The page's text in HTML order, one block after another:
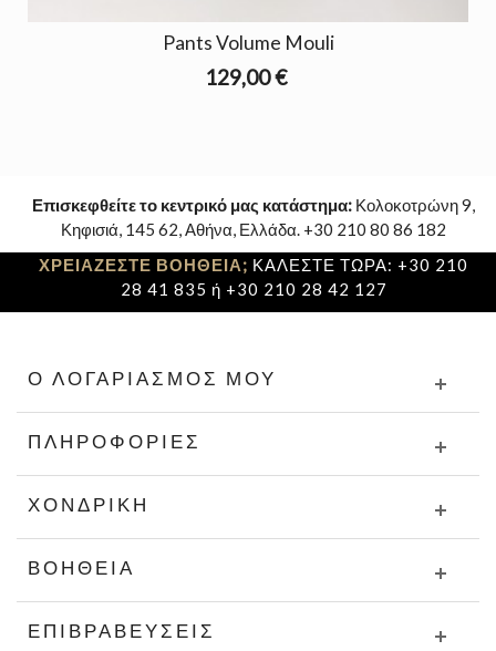
Pants Volume Mouli
129,00 €
Επισκεφθείτε το κεντρικό μας κατάστημα: Κολοκοτρώνη 9,
Κηφισιά, 145 62, Αθήνα, Ελλάδα. +30 210 80 86 182
ΧΡΕΙΑΖΕΣΤΕ ΒΟΗΘΕΙΑ; ΚΑΛΕΣΤΕ ΤΩΡΑ: +30 210
28 41 835 ή +30 210 28 42 127
Ο ΛΟΓΑΡΙΑΣΜΌΣ ΜΟΥ
ΠΛΗΡΟΦΟΡΊΕΣ
ΧΟΝΔΡΙΚΉ
ΒΟΉΘΕΙΑ
ΕΠΙΒΡΑΒΕΎΣΕΙΣ